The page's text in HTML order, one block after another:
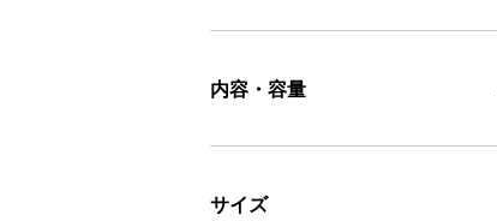
内容・容量
サイズ